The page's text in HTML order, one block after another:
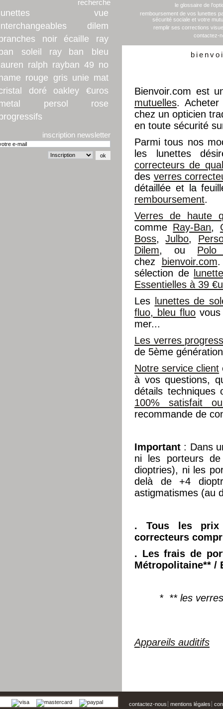
recherche
vue
dilem
noir écaille
ray
soleil ray ban
bleu
ralph rayban 49 no
rouge gris unie mat
doré oakley
€uros
persol
rose
inscription newsletter
le glossaire de
remboursement de vos lunettes
sécurité sociale et votre
remplir ses corrections
contactez-
Bienvoir.com est
mutuelles.
chez un opticien
en toute sécurité
Parmi tous nos
les lunettes
correcteurs de
des verres
détaillée et la
remboursement.
Verres de haute
comme Ray-Ban,
Boss,Julbo,
Dilem, ou
chez
bienvoir.com
sélection de
Essentielles à 39
Les
lunettes de
fluo, bleu fluo
mer...
Les verres
de 5ème
Notre service client
à vos questions,
détails
100% satisfait
recommande de
Important : Dans
ni les porteurs
dioptries), ni les
delà de +4
astigmatismes (au
. Tous les prix
correcteurs
. Les frais de
Métropolitaine** /
* ** les
Appareils auditifs
contactez-nous mentions légales